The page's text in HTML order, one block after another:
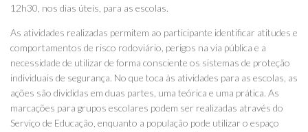
12h30, nos dias úteis, para as escolas.
As atividades realizadas permitem ao participante identificar atitudes e
comportamentos de risco rodoviário, perigos na via pública e a
necessidade de utilizar de forma consciente os sistemas de proteção
individuais de segurança. No que toca às atividades para as escolas, as
ações são divididas em duas partes, uma teórica e uma prática. As
marcações para grupos escolares podem ser realizadas através do
Serviço de Educação, enquanto a população pode utilizar o espaço